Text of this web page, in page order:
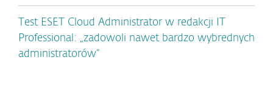
Test ESET Cloud Administrator w redakcji IT
Professional: „zadowoli nawet bardzo wybrednych
administratorów”